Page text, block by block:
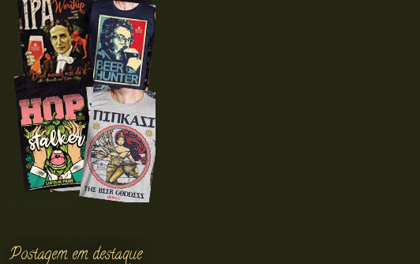
Postagem em destaque